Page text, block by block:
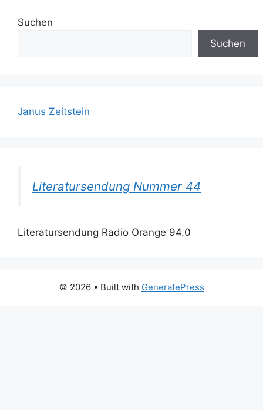
Suchen
Suchen
Janus Zeitstein
Literatursendung Nummer 44
Literatursendung Radio Orange 94.0
© 2026 • Built with GeneratePress